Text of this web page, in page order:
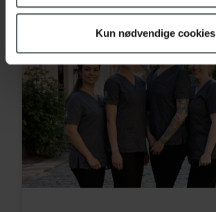
Kun nødvendige cookies